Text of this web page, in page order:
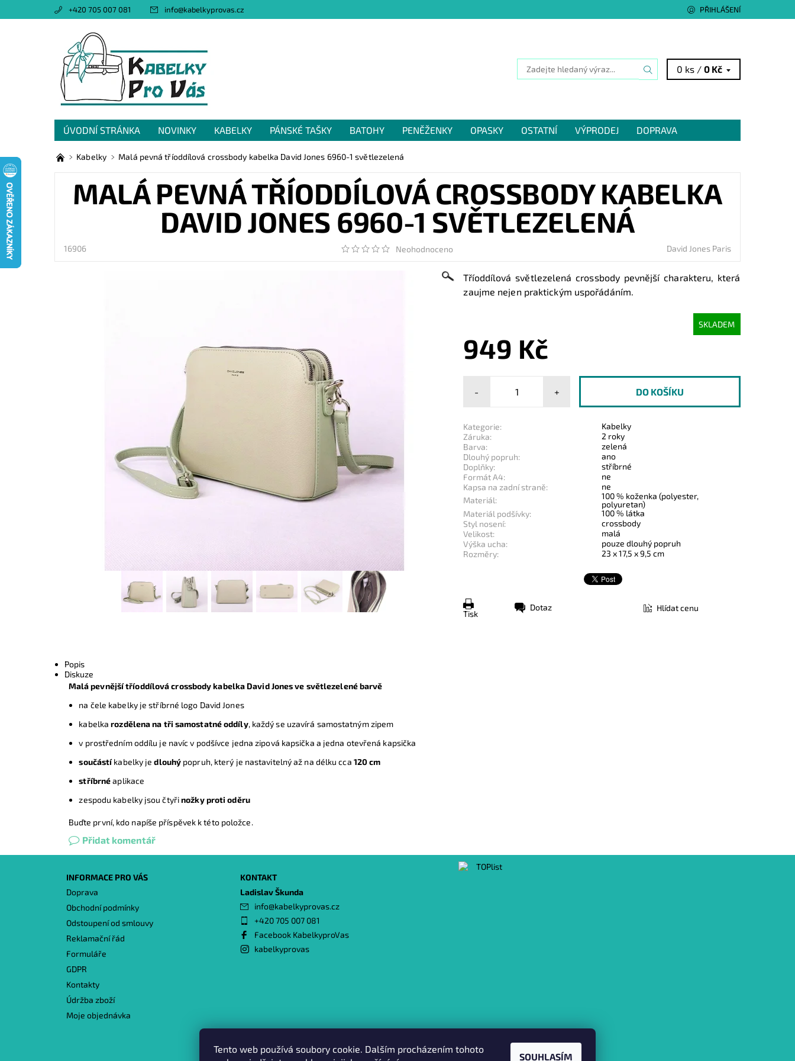
+420 705 007 081 info@kabelkyprovas.cz PŘIHLÁŠENÍ
0 ks /0 Kč
ÚVODNÍ STRÁNKA NOVINKY KABELKY PÁNSKÉ TAŠKY BATOHY PENĚŽENKY OPASKY OSTATNÍ VÝPRODEJ
DOPRAVA
OBCHODNÍ PODMÍNKY
GDPR NAPIŠTE NÁM
Kabelky Malá pevná tříoddílová crossbody kabelka David Jones 6960-1 světlezelená
MALÁ PEVNÁ TŘÍODDÍLOVÁ CROSSBODY KABELKA
DAVID JONES 6960-1 SVĚTLEZELENÁ
16906 Neohodnoceno David Jones Paris
Tříoddílová světlezelená crossbody pevnější charakteru, která
zaujme nejen praktickým uspořádáním.
SKLADEM
949 Kč
- +
Kategorie:
Kabelky
Záruka:
2 roky
Barva:
zelená
Dlouhý popruh:
ano
Doplňky:
stříbrné
Formát A4:
ne
Kapsa na zadní straně:
ne
Materiál:
100 % koženka (polyester,
polyuretan)
Materiál podšívky:
100 % látka
Styl nosení:
crossbody
Velikost:
malá
Výška ucha:
pouze dlouhý popruh
Rozměry:
23 x 17,5 x 9,5 cm
Tisk
Dotaz Hlídat cenu
Popis
Diskuze
Malá pevnější tříoddílová crossbody kabelka David Jones ve světlezelené barvě
na čele kabelky je stříbrné logo David Jones
kabelkarozdělena na tři samostatné oddíly, každý se uzavírá samostatným zipem
v prostředním oddílu je navíc v podšívce jedna zipová kapsička a jedna otevřená kapsička
součástí kabelky jedlouhý popruh, který je nastavitelný až na délku cca 120 cm
stříbrnéaplikace
zespodu kabelky jsou čtyřinožky proti oděru
Buďte první, kdo napíše příspěvek k této položce.
Přidat komentář
INFORMACE PRO VÁS
Doprava
Obchodní podmínky
Odstoupení od smlouvy
Reklamační řád
Formuláře
GDPR
Kontakty
Údržba zboží
Moje objednávka
KONTAKT
Ladislav Škunda
info@kabelkyprovas.cz
+420 705 007 081
Facebook KabelkyproVas
kabelkyprovas
Heureka.cz | Zboží.cz | Oázakabelek
Tento web používá soubory cookie. Dalším procházením tohoto
SOUHLASÍM